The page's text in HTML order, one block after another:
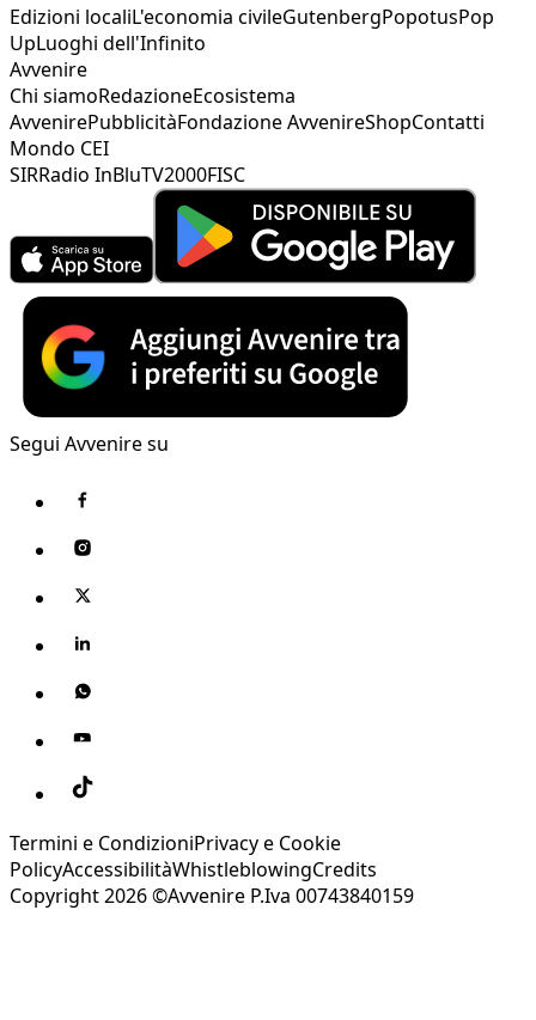
Edizioni localiL'economia civileGutenbergPopotusPop
UpLuoghi dell'Infinito
Avvenire
Chi siamoRedazioneEcosistema
AvvenirePubblicitàFondazione AvvenireShopContatti
Mondo CEI
SIRRadio InBluTV2000FISC
Segui Avvenire su
Termini e CondizioniPrivacy e Cookie
PolicyAccessibilitàWhistleblowingCredits
Copyright 2026 ©Avvenire P.Iva 00743840159